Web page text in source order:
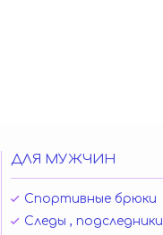
ДЛЯ МУЖЧИН
Спортивные брюки
Следы , подследники